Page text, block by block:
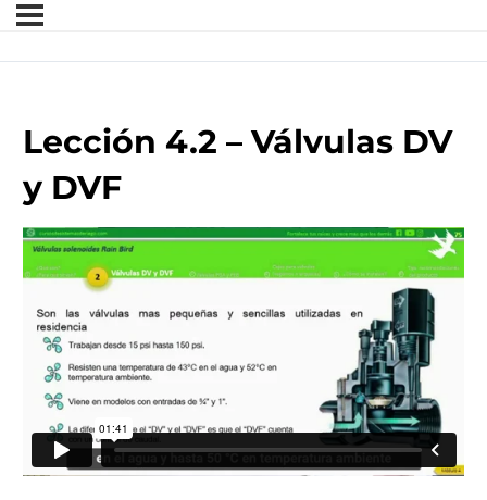
Lección 4.2 – Válvulas DV
y DVF